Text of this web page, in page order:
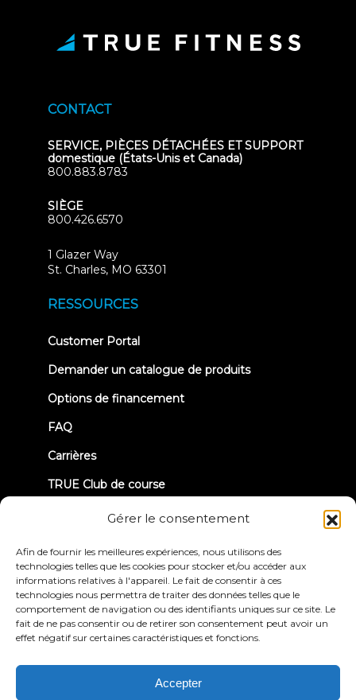
Gérer le consentement
Afin de fournir les meilleures expériences, nous utilisons des
technologies telles que les cookies pour stocker et/ou accéder aux
informations relatives à l'appareil. Le fait de consentir à ces
technologies nous permettra de traiter des données telles que le
comportement de navigation ou des identifiants uniques sur ce site. Le
fait de ne pas consentir ou de retirer son consentement peut avoir un
effet négatif sur certaines caractéristiques et fonctions.
Accepter
CONTACT
SERVICE, PIÈCES DÉTACHÉES ET SUPPORT
domestique (États-Unis et Canada)
800.883.8783
SIÈGE
800.426.6570
1 Glazer Way
St. Charles, MO 63301
RESSOURCES
Customer Portal(opens
new
Demander un catalogue de produits
Options de financement
FAQ
Carrières
TRUE Club de course
Informations sur les rappels
CONNECTONS-NOUS
Politique de
Conditions générales